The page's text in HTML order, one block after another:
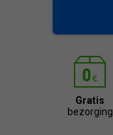
Gratis
bezorging